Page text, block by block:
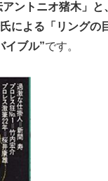
アントニオ猪木」
による「リングの
イブル”です。